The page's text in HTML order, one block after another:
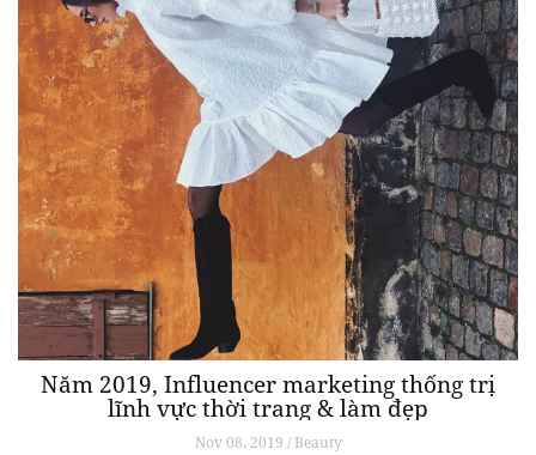
Năm 2019, Influencer marketing thống trị
lĩnh vực thời trang & làm đẹp
Nov 08, 2019 / Beauty